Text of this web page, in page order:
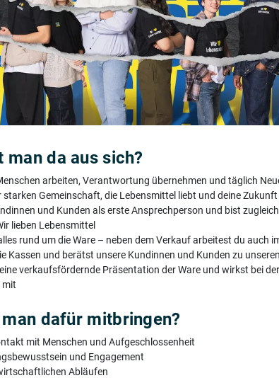
man da aus sich?
arbeiten, Verantwortung übernehmen und täglich
starken Gemeinschaft, die Lebensmittel liebt und deine
und Kunden als erste Ansprechperson und bist
lieben Lebensmittel
rund um die Ware – neben dem Verkauf arbeitest du auch
Kassen und berätst unsere Kundinnen und Kunden zu
verkaufsfördernde Präsentation der Ware und wirkst bei
mit
dafür mitbringen?
mit Menschen und Aufgeschlossenheit
und Engagement
Abläufen